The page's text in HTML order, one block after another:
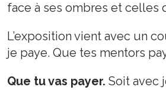
face à ses ombres et celles
L’exposition vient avec un
je paye. Que tes mentors
Que tu vas payer. Soit avec